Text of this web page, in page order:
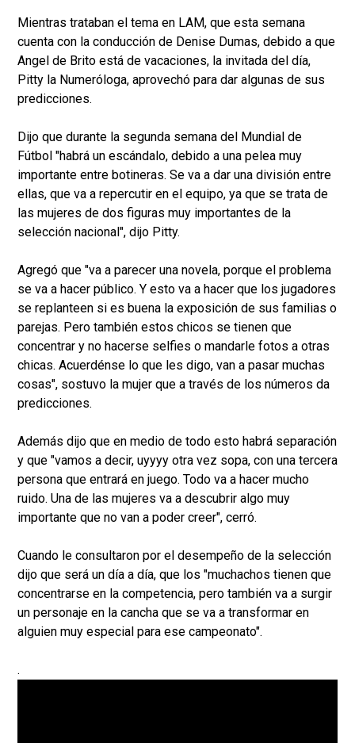
Mientras trataban el tema en LAM, que esta semana
cuenta con la conducción de Denise Dumas, debido a que
Angel de Brito está de vacaciones, la invitada del día,
Pitty la Numeróloga, aprovechó para dar algunas de sus
predicciones.
Dijo que durante la segunda semana del Mundial de
Fútbol "habrá un escándalo, debido a una pelea muy
importante entre botineras. Se va a dar una división entre
ellas, que va a repercutir en el equipo, ya que se trata de
las mujeres de dos figuras muy importantes de la
selección nacional", dijo Pitty.
Agregó que "va a parecer una novela, porque el problema
se va a hacer público. Y esto va a hacer que los jugadores
se replanteen si es buena la exposición de sus familias o
parejas. Pero también estos chicos se tienen que
concentrar y no hacerse selfies o mandarle fotos a otras
chicas. Acuerdénse lo que les digo, van a pasar muchas
cosas", sostuvo la mujer que a través de los números da
predicciones.
Además dijo que en medio de todo esto habrá separación
y que "vamos a decir, uyyyy otra vez sopa, con una tercera
persona que entrará en juego. Todo va a hacer mucho
ruido. Una de las mujeres va a descubrir algo muy
importante que no van a poder creer", cerró.
Cuando le consultaron por el desempeño de la selección
dijo que será un día a día, que los "muchachos tienen que
concentrarse en la competencia, pero también va a surgir
un personaje en la cancha que se va a transformar en
alguien muy especial para ese campeonato".
.